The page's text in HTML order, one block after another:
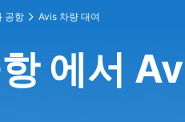
공항 Avis 차량 대여
에서